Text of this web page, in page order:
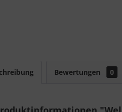
Bewertungen 0